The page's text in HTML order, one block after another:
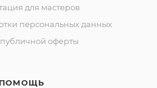
для мастеров
персональных данных
оферты
ПОМОЩЬ